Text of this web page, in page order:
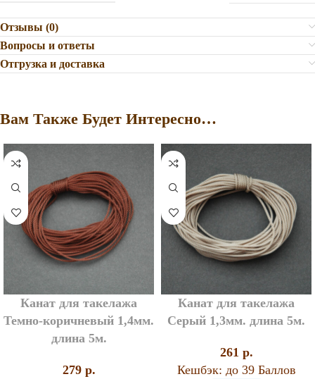
Отзывы (0)
Вопросы и ответы
Отгрузка и доставка
Вам Также Будет Интересно…
Канат для такелажа
Темно-коричневый 1,4мм.
длина 5м.
279 p.
Канат для такелажа
Серый 1,3мм. длина 5м.
261 p.
Кешбэк: до 39 Баллов